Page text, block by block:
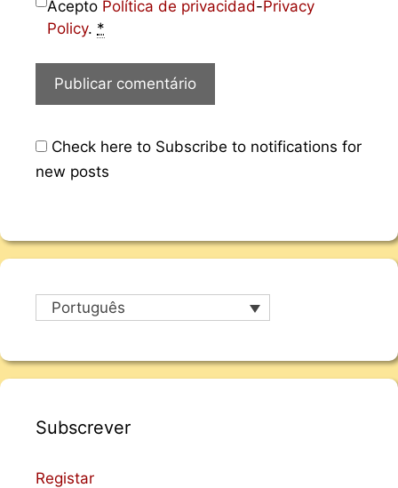
Acepto Política de privacidad-Privacy
Policy. *
Check here to Subscribe to notifications for
new posts
Português
Subscrever
Registar